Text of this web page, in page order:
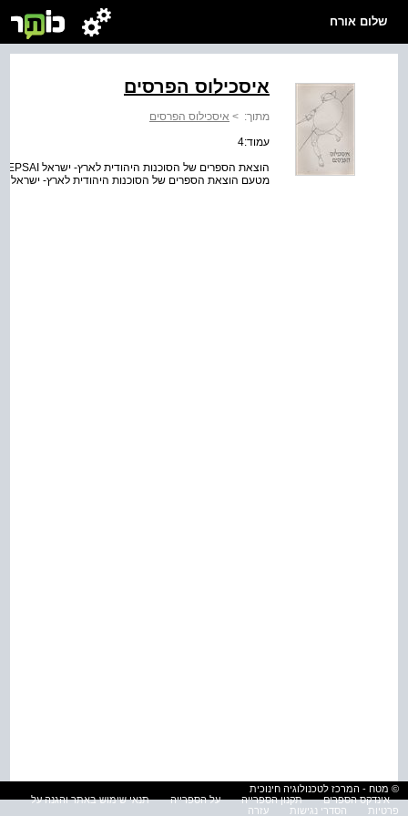
שלום אורח
איסכילוס הפרסים
מתוך: > איסכילוס הפרסים
עמוד:4
מטעם הוצאת הספרים של הסוכנות היהודית לארץ- ישראל
© מטח - המרכז לטכנולוגיה חינוכית
אינדקס הספרים
תקנון הספרייה על הספרייה
תנאי שימוש באתר והגנה על
פרטיות
הסדרי נגישות עזרה